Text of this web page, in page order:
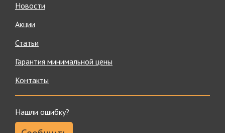
Новости
Акции
Статьи
Гарантия минимальной цены
Контакты
Нашли ошибку?